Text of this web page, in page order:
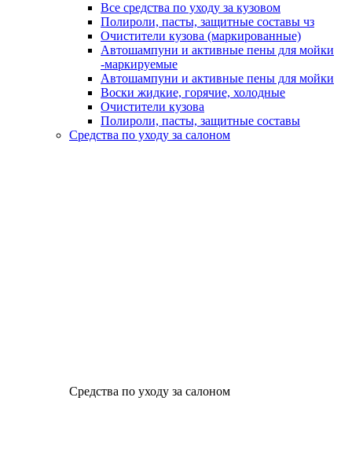
Все средства по уходу за кузовом
Полироли, пасты, защитные составы чз
Очистители кузова (маркированные)
Автошампуни и активные пены для мойки
-маркируемые
Автошампуни и активные пены для мойки
Воски жидкие, горячие, холодные
Очистители кузова
Полироли, пасты, защитные составы
Средства по уходу за салоном
Средства по уходу за салоном